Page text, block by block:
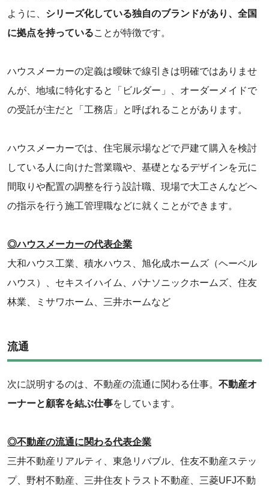
ように、 シリーズ化している独自のブランドがあり、全国
に拠点を持っていることが特徴です。
ハウスメーカーの定義は曖昧で線引きは明確ではありませ
んが、地域に特化すると「ビルダー」、オーダーメイドで
の受託が主だと「工務店」と呼ばれることがあります。
ハウスメーカーでは、住宅展示場などで戸建て購入を検討
している人に向けた営業職や、基礎となるデザインを元に
間取りや配置の調整を行う設計職、現場で大工さんなどへ
の指示を行う施工管理職などに就くことができます。
◎ハウスメーカーの代表企業
大和ハウス工業、積水ハウス、旭化成ホームズ（ヘーベル
ハウス）、セキスイハイム、パナソニックホームズ、住友
林業、ミサワホーム、三井ホームなど
流通
次に説明するのは、不動産の流通に関わる仕事。 不動産オ
ーナーと顧客を結ぶ仕事をしています。
◎不動産の流通に関わる代表企業
三井不動産リアルティ、東急リバブル、住友不動産ステッ
プ、野村不動産、三井住友トラスト不動産、三菱UFJ不動